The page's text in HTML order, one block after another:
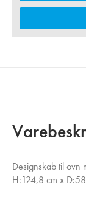
Designskab til ovn
H:124,8 cm x